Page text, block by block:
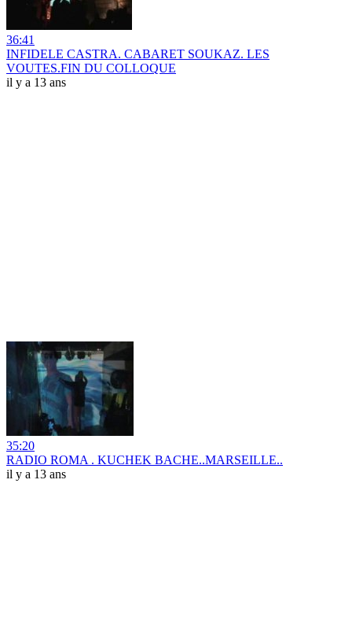
36:41
INFIDELE CASTRA. CABARET SOUKAZ. LES
VOUTES.FIN DU COLLOQUE
il y a 13 ans
35:20
RADIO ROMA . KUCHEK BACHE..MARSEILLE..
il y a 13 ans